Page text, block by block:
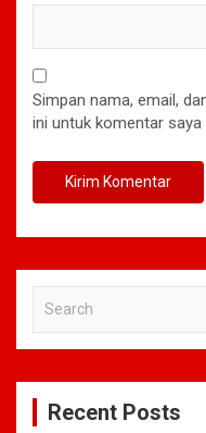
Simpan nama, email,
ini untuk komentar saya
c
Recent Posts